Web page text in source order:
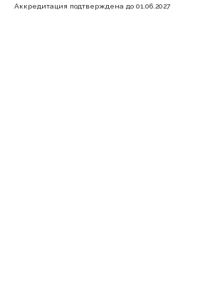
Аккредитация подтверждена до 01.06.2027